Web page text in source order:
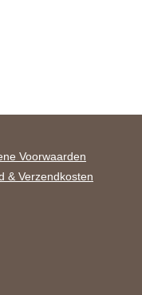
Voorwaarden
& Verzendkosten